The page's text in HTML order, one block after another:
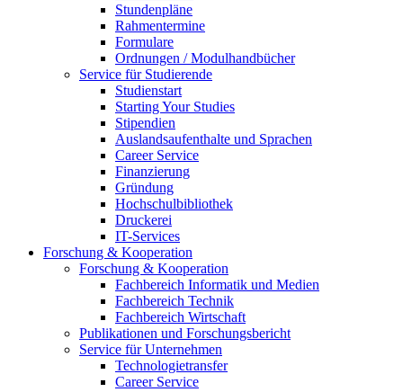
Stundenpläne
Rahmentermine
Formulare
Ordnungen / Modulhandbücher
Service für Studierende
Studienstart
Starting Your Studies
Stipendien
Auslandsaufenthalte und Sprachen
Career Service
Finanzierung
Gründung
Hochschulbibliothek
Druckerei
IT-Services
Forschung & Kooperation
Forschung & Kooperation
Fachbereich Informatik und Medien
Fachbereich Technik
Fachbereich Wirtschaft
Publikationen und Forschungsbericht
Service für Unternehmen
Technologietransfer
Career Service